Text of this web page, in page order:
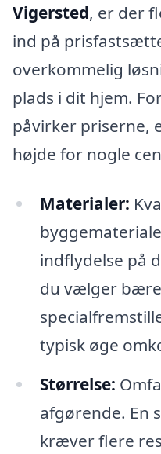
Vigersted, er der
ind på
overkommelig
plads i dit hjem.
påvirker priserne,
højde for nogle
Materialer:
indflydelse på
du vælger
typisk øge
Størrelse:
afgørende. En
kræver flere